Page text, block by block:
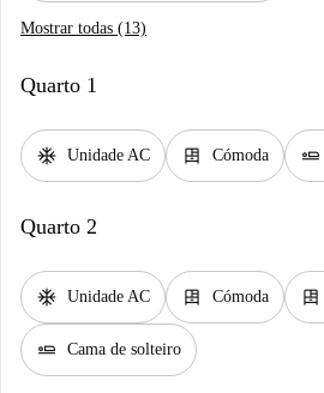
Mostrar todas (13)
Quarto 1
ac_unit Unidade AC dresser Cómoda airline_seat_flat
Quarto 2
ac_unit Unidade AC dresser Cómoda dresser
airline_seat_flat Cama de solteiro